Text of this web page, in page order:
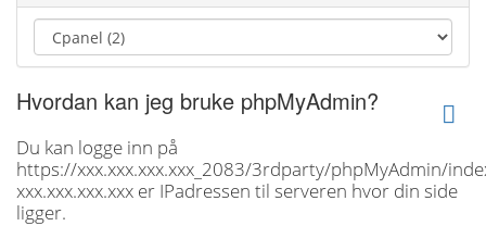
Hvordan kan jeg bruke phpMyAdmin?
Du kan logge inn på
https://xxx.xxx.xxx.xxx_2083/3rdparty/phpMyAdmin/
xxx.xxx.xxx.xxx er IPadressen til serveren hvor din side
ligger.